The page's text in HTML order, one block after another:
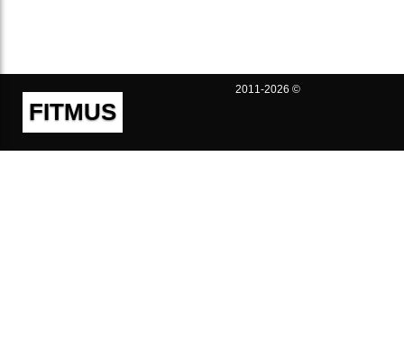
FITMUS
2011-2026 ©